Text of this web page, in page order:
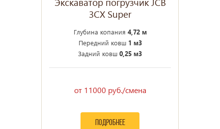
3CX Super
Глубина копания 4,72 м
Передний ковш1 м3
Задний ковш 0,25 м3
от 11000 руб./смена
подробнее